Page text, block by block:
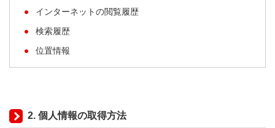
インターネットの閲覧履歴
検索履歴
位置情報
2. 個人情報の取得方法